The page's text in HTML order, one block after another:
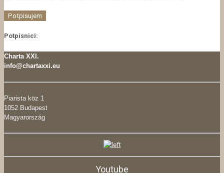
Potpisnici:
Charta XXI.
info@chartaxxi.eu
Piarista köz 1
1052 Budapest
Magyarország
Youtube